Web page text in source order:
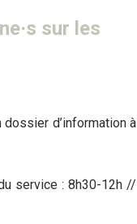
sur les
d’information à
service : 8h30-12h //